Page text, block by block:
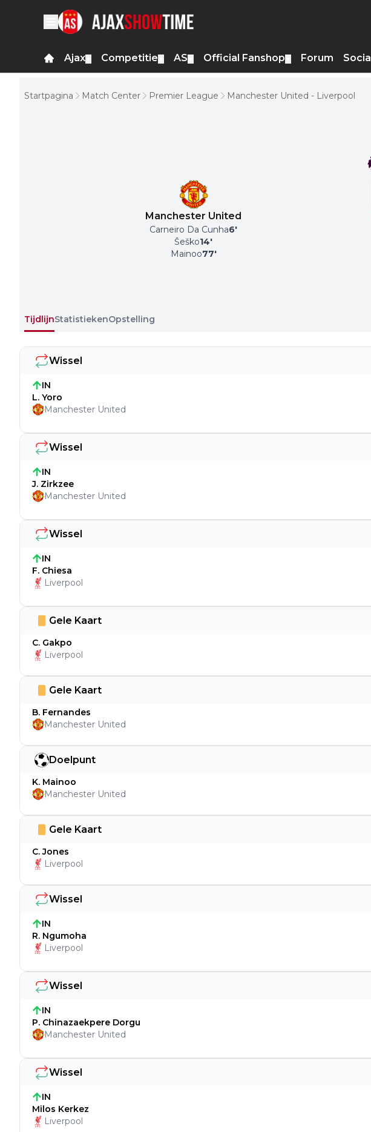
Ajax Competitie AS Official Fanshop Forum Social
Startpagina Match Center Premier League Manchester United - Liverpool
Manchester United
Carneiro Da Cunha6'
Šeško14'
Mainoo77'
TijdlijnStatistiekenOpstelling
Wissel
IN
Milos Kerkez
Liverpool
Wissel
IN
P. Chinazaekpere Dorgu
Manchester United
Wissel
IN
R. Ngumoha
Liverpool
Gele Kaart
C. Jones
Liverpool
Doelpunt
K. Mainoo
Manchester United
Gele Kaart
B. Fernandes
Manchester United
Gele Kaart
C. Gakpo
Liverpool
Wissel
IN
F. Chiesa
Liverpool
Wissel
IN
J. Zirkzee
Manchester United
Wissel
IN
L. Yoro
Manchester United